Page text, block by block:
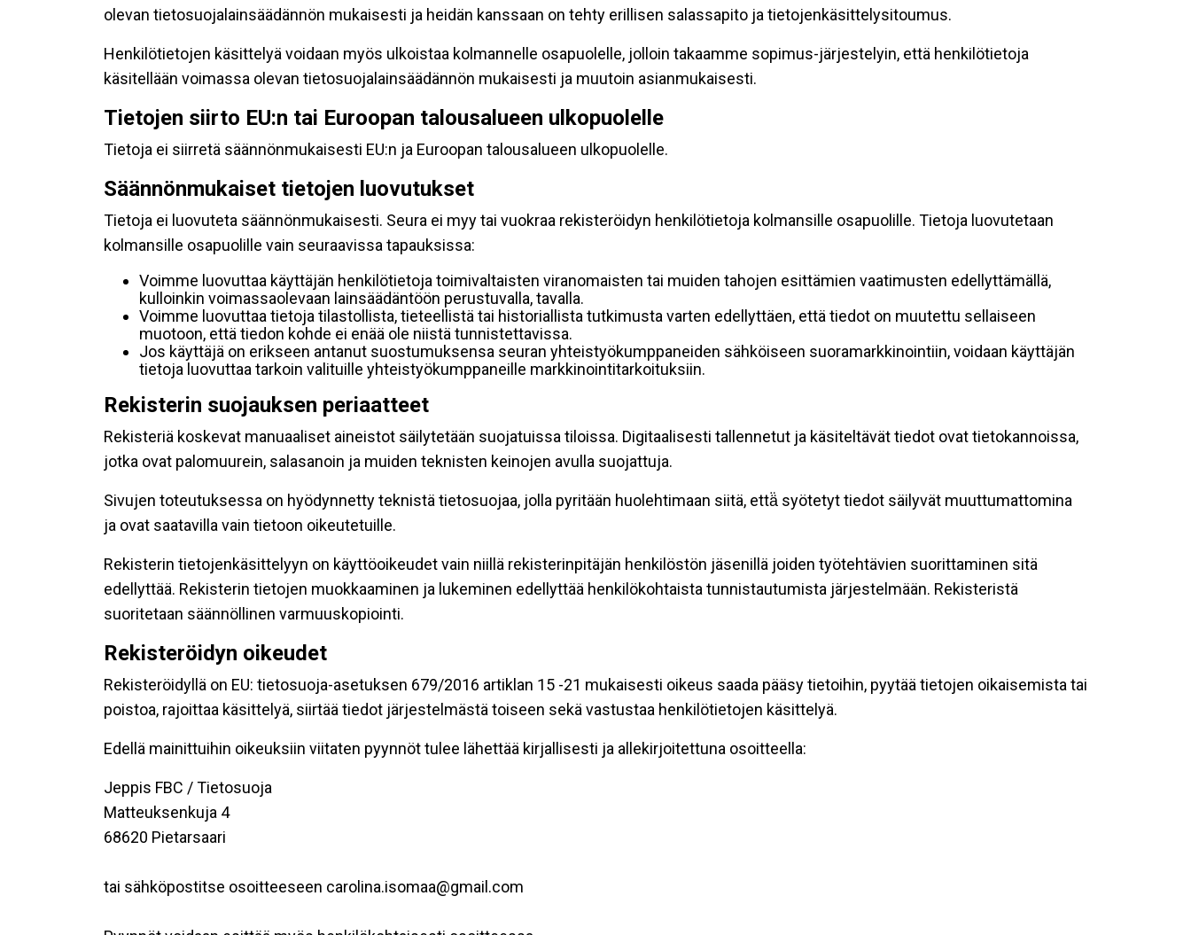
olevan tietosuojalainsäädännön mukaisesti ja heidän kanssaan on tehty erillisen salassapito ja tietojenkäsittelysitoumus.
Henkilötietojen käsittelyä voidaan myös ulkoistaa kolmannelle osapuolelle, jolloin takaamme sopimus-järjestelyin, että henkilötietoja
käsitellään voimassa olevan tietosuojalainsäädännön mukaisesti ja muutoin asianmukaisesti.
Tietojen siirto EU:n tai Euroopan talousalueen ulkopuolelle
Tietoja ei siirretä säännönmukaisesti EU:n ja Euroopan talousalueen ulkopuolelle.
Säännönmukaiset tietojen luovutukset
Tietoja ei luovuteta säännönmukaisesti. Seura ei myy tai vuokraa rekisteröidyn henkilötietoja kolmansille osapuolille. Tietoja luovutetaan
kolmansille osapuolille vain seuraavissa tapauksissa:
Voimme luovuttaa käyttäjän henkilötietoja toimivaltaisten viranomaisten tai muiden tahojen esittämien vaatimusten edellyttämällä,
kulloinkin voimassaolevaan lainsäädäntöön perustuvalla, tavalla.
Voimme luovuttaa tietoja tilastollista, tieteellistä tai historiallista tutkimusta varten edellyttäen, että tiedot on muutettu sellaiseen
muotoon, että tiedon kohde ei enää ole niistä tunnistettavissa.
Jos käyttäjä on erikseen antanut suostumuksensa seuran yhteistyökumppaneiden sähköiseen suoramarkkinointiin, voidaan käyttäjän
tietoja luovuttaa tarkoin valituille yhteistyökumppaneille markkinointitarkoituksiin.
Rekisterin suojauksen periaatteet
Rekisteriä koskevat manuaaliset aineistot säilytetään suojatuissa tiloissa. Digitaalisesti tallennetut ja käsiteltävät tiedot ovat tietokannoissa,
jotka ovat palomuurein, salasanoin ja muiden teknisten keinojen avulla suojattuja.
Sivujen toteutuksessa on hyödynnetty teknistä tietosuojaa, jolla pyritään huolehtimaan siitä, että̈ syötetyt tiedot säilyvät muuttumattomina
ja ovat saatavilla vain tietoon oikeutetuille.
Rekisterin tietojenkäsittelyyn on käyttöoikeudet vain niillä rekisterinpitäjän henkilöstön jäsenillä joiden työtehtävien suorittaminen sitä
edellyttää. Rekisterin tietojen muokkaaminen ja lukeminen edellyttää henkilökohtaista tunnistautumista järjestelmään. Rekisteristä
suoritetaan säännöllinen varmuuskopiointi.
Rekisteröidyn oikeudet
Rekisteröidyllä on EU: tietosuoja-asetuksen 679/2016 artiklan 15 -21 mukaisesti oikeus saada pääsy tietoihin, pyytää tietojen oikaisemista tai
poistoa, rajoittaa käsittelyä, siirtää tiedot järjestelmästä toiseen sekä vastustaa henkilötietojen käsittelyä.
Edellä mainittuihin oikeuksiin viitaten pyynnöt tulee lähettää kirjallisesti ja allekirjoitettuna osoitteella:
Jeppis FBC / Tietosuoja
Matteuksenkuja 4
68620 Pietarsaari
tai sähköpostitse osoitteeseen carolina.isomaa@gmail.com